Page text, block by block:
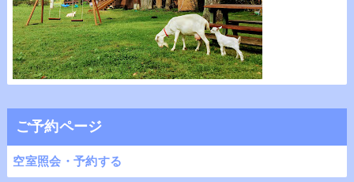
ご予約ページ
空室照会・予約する